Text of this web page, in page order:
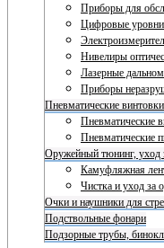
Приборы для
Цифровые
Нивелиры
Лазерные
Приборы
Пневматические
Пневматические
Пневматические
Оружейный тюнинг, уход
Камуфляжная
Чистка и уход за
Очки и наушники для
Подствольные фонари
Подзорные трубы,